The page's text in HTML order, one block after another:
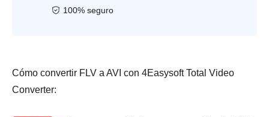
100% seguro
Cómo convertir FLV a AVI con 4Easysoft Total Video
Converter: